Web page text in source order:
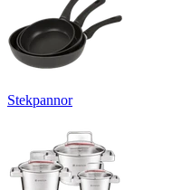
Stekpannor